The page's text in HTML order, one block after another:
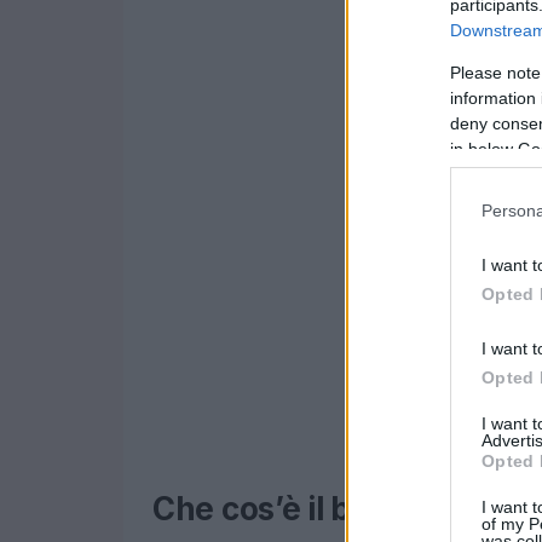
Please
information
deny
in below
I want
Opted
I want
Opted
I want
Opted
I want
of my
Che cos’è il burnout